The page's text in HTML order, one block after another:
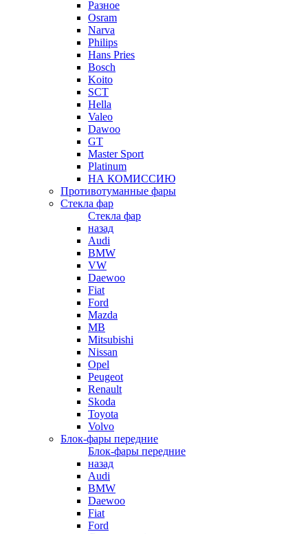
Разное
Osram
Narva
Philips
Hans Pries
Bosch
Koito
SCT
Hella
Valeo
Dawoo
GT
Master Sport
Platinum
НА КОМИССИЮ
Противотуманные фары
Стекла фар
Стекла фар
назад
Audi
BMW
VW
Daewoo
Fiat
Ford
Mazda
MB
Mitsubishi
Nissan
Opel
Peugeot
Renault
Skoda
Toyota
Volvo
Блок-фары передние
Блок-фары передние
назад
Audi
BMW
Daewoo
Fiat
Ford